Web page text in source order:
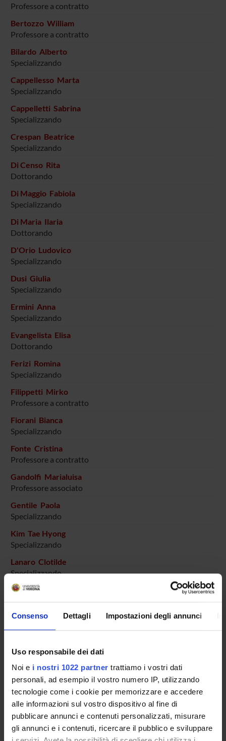
Consenso Dettagli Impostazioni degli annunci
Uso responsabile dei dati
Noi e i nostri 1022 partner trattiamo i vostri dati
personali, ad esempio il vostro numero IP, utilizzando
tecnologie come i cookie per memorizzare e accedere
alle informazioni sul vostro dispositivo al fine di
pubblicare annunci e contenuti personalizzati, misurare
gli annunci e i contenuti, ricercare il pubblico e sviluppare
Professore a contratto
Bertozzo William
Professore a contratto
Bilardo Alberto
Specializzando
Cappellesso Marta
Specializzando
Cappelletti Sabrina
Specializzando
Crespan Beatrice
Specializzando
Di Censo Rita
Dottorando
Di Maggio Fabiola
Specializzando
Di Maria Ilaria
Dottorando
D'Orio Ludovico
Specializzando
Dusi Giulia
Specializzando
Ermini Anna
Specializzando
Evangelista Elisa
Dottorando
Ferizi Romina
Specializzando
Filippetti Mirko
Professore a contratto
Fiorani Bianca
Specializzando
Fonte Cristina
Professore a contratto
Gandolfi Marialuisa
Professore associato
Gentile Paola
Specializzando
Kim Tae Hyong
Specializzando
Lanaro Clotilde
Specializzando
Lorenzoni Inama Diletta
Specializzando
Specializzando
Muti Gloria
Negrini Alessandro
Specializzando
Oliana Beatrice Mariagina
Specializzando
Panozzo Irene